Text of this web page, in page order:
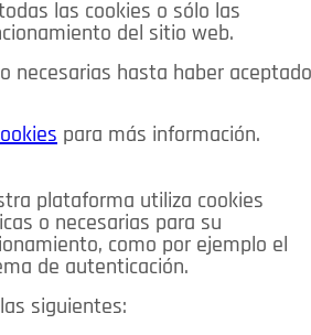
IN SALUD 🔴 EN DIRECTO
las cookies o sólo las
del sitio web.
necesarias hasta haber aceptado
para más información.
plataforma utiliza cookies
o necesarias para su
como por ejemplo el
de autenticación.
siguientes: